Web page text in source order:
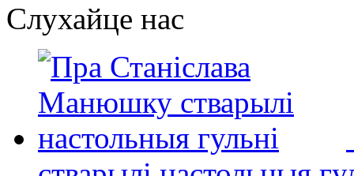
Слухайце нас